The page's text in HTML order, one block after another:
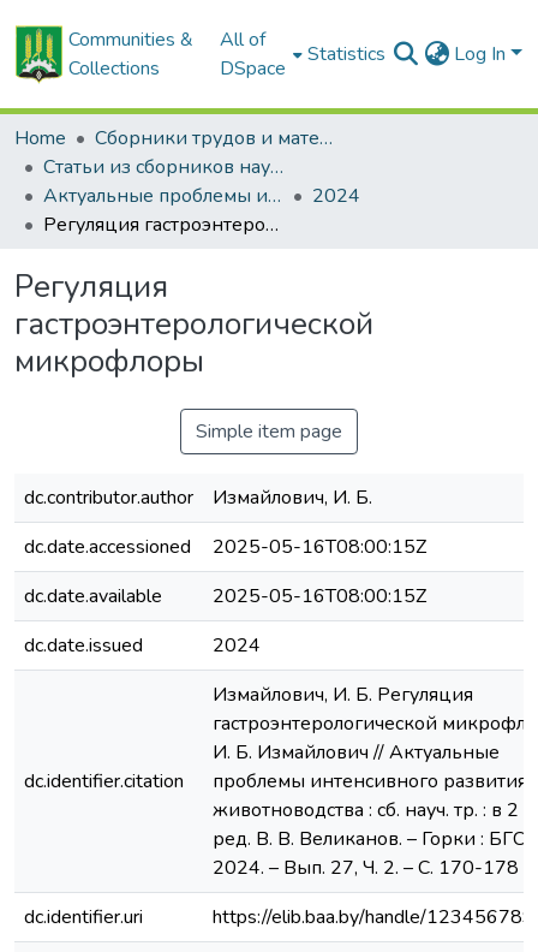
Communities &
Collections
All of
DSpace
Statistics Log In
Home
Сборники трудов и материалов конференций
Статьи из сборников научных трудов
Актуальные проблемы интенсивного развития животноводства: сб. науч. тр.
2024
Регуляция гастроэнтерологической микрофлоры
Регуляция
гастроэнтерологической
микрофлоры
Simple item page
dc.contributor.author
Измайлович, И. Б.
dc.date.accessioned
2025-05-16T08:00:15Z
dc.date.available
2025-05-16T08:00:15Z
dc.date.issued
2024
dc.identifier.citation
Измайлович, И. Б. Регуляция
гастроэнтерологической
И. Б. Измайлович // Актуальные
проблемы интенсивного развития
животноводства : сб. науч. тр. : в 2
ред. В. В. Великанов. – Горки :
2024. – Вып. 27, Ч. 2. – С. 170-178
dc.identifier.uri
https://elib.baa.by/handle/